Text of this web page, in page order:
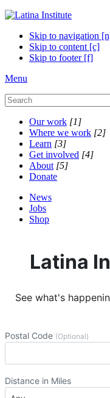
Skip to navigation
Skip to content [c]
Skip to footer [f]
Menu
Our work [1]
Where we work [2]
Learn [3]
Get involved [4]
About [5]
Donate
News
Jobs
Shop
Latina
See what's
Postal Code (Optional)
Distance in Miles